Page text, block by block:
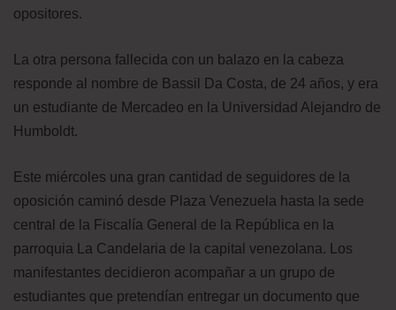
opositores.
La otra persona fallecida con un balazo en la cabeza
responde al nombre de Bassil Da Costa, de 24 años, y era
un estudiante de Mercadeo en la Universidad Alejandro de
Humboldt.
Este miércoles una gran cantidad de seguidores de la
oposición caminó desde Plaza Venezuela hasta la sede
central de la Fiscalía General de la República en la
parroquia La Candelaria de la capital venezolana. Los
manifestantes decidieron acompañar a un grupo de
estudiantes que pretendían entregar un documento que